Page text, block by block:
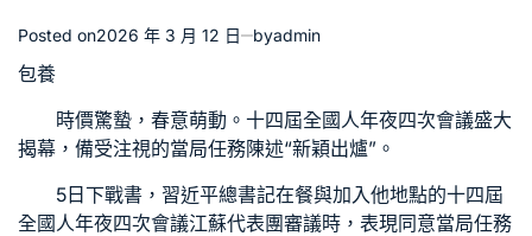
Posted on2026 年 3 月 12 日 byadmin
包養
時價驚蟄，春意萌動。十四屆全國人年夜四次會議盛大
揭幕，備受注視的當局任務陳述“新穎出爐”。
5日下戰書，習近平總書記在餐與加入他地點的十四屆
全國人年夜四次會議江蘇代表團審議時，表現同意當局任務